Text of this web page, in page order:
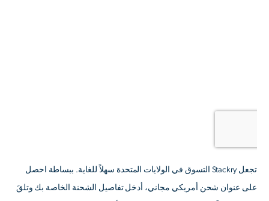
تجعل Stackry التسوق في الولايات المتحدة سهلاً للغاية. ببساطة احصل
على عنوان شحن أمريكي مجاني، أدخل تفاصيل الشحنة الخاصة بك وتلقَ